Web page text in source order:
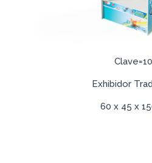
Exhibidor
60 x 45 x